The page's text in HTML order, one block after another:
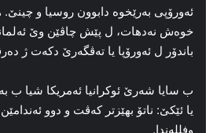
ئەورۆپی بەرێخوە دابوون روسیا و
خوەش نەدهات، ل پێش چاڤێن وێ
باندۆر ل ئەورۆپا یا تەڤگەرێ دکەت ژ
ب سایا شەرێ ئوکرانیا ئەمریکا شیا ب
یا ئێکێ: ناتۆ بهێزتر کەڤت و دوو
وفللەندا.